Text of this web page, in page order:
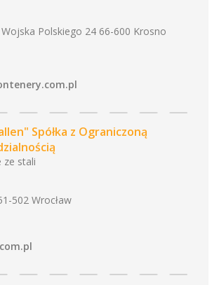
Polskiego 24 66-600 Krosno
Spółka z Ograniczoną
ze stali
502 Wrocław